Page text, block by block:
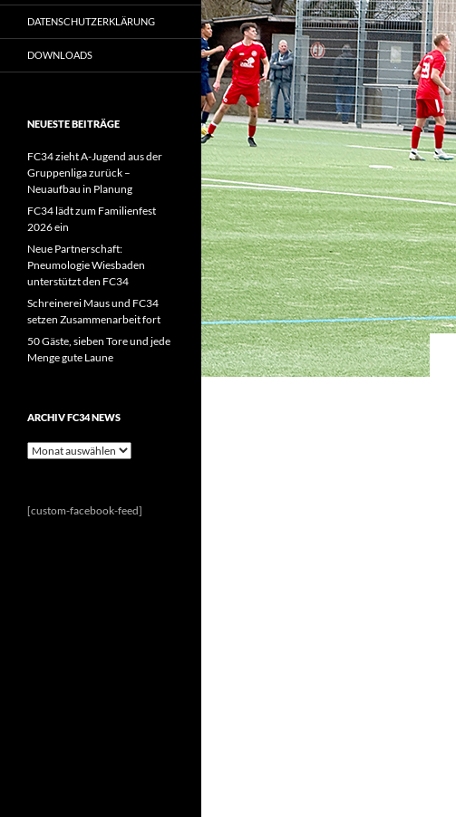
DATENSCHUTZERKLÄRUNG
DOWNLOADS
NEUESTE BEITRÄGE
FC34 zieht A-Jugend aus der
Gruppenliga zurück –
Neuaufbau in Planung
FC34 lädt zum Familienfest
2026 ein
Neue Partnerschaft:
Pneumologie Wiesbaden
unterstützt den FC34
Schreinerei Maus und FC34
setzen Zusammenarbeit fort
50 Gäste, sieben Tore und jede
Menge gute Laune
ARCHIV FC34 NEWS
Archiv
[custom-facebook-feed]